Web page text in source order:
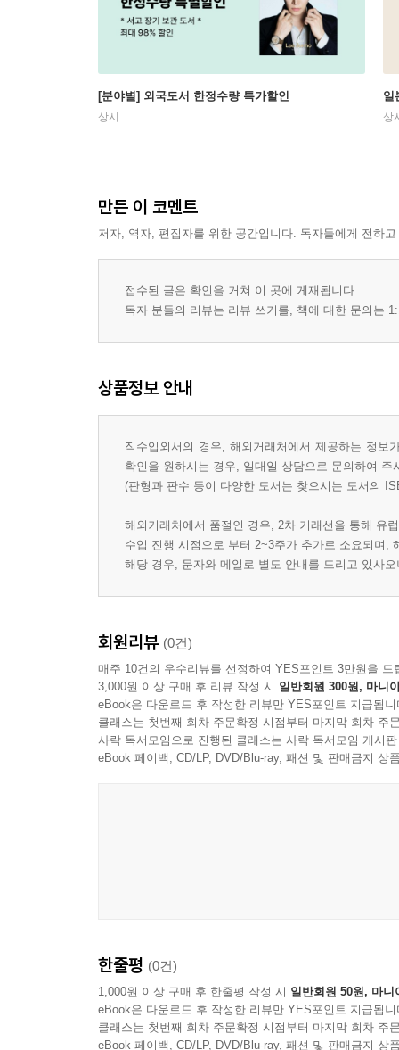
[분야별] 외국도서 한정수량 특가할인
상시
일
상
만든 이 코멘트
저자, 역자, 편집자를 위한 공간입니다. 독자들에게 전하
접수된 글은 확인을 거쳐 이 곳에 게재됩니다.
독자 분들의 리뷰는 리뷰 쓰기를, 책에 대한 문의는
상품정보 안내
직수입외서의 경우, 해외거래처에서 제공하는 정
확인을 원하시는 경우, 일대일 상담으로 문의하여 주
(판형과 판수 등이 다양한 도서는 찾으시는 도서의
해외거래처에서 품절인 경우, 2차 거래선을 통해 유
수입 진행 시점으로 부터 2~3주가 추가로 소요되며,
해당 경우, 문자와 메일로 별도 안내를 드리고 있사
회원리뷰 (0건)
매주 10건의 우수리뷰를 선정하여 YES포인트 3만원을 드
3,000원 이상 구매 후 리뷰 작성 시 일반회원 300원, 마니
eBook은 다운로드 후 작성한 리뷰만 YES포인트 지급됩니
클래스는 첫번째 회차 주문확정 시점부터 마지막 회차 주
사락 독서모임으로 진행된 클래스는 사락 독서모임 게시
eBook 페이백, CD/LP, DVD/Blu-ray, 패션 및 판매금지 상
한줄평 (0건)
1,000원 이상 구매 후 한줄평 작성 시 일반회원 50원, 마니
eBook은 다운로드 후 작성한 리뷰만 YES포인트 지급됩니
클래스는 첫번째 회차 주문확정 시점부터 마지막 회차 주
eBook 페이백, CD/LP, DVD/Blu-ray, 패션 및 판매금지 상